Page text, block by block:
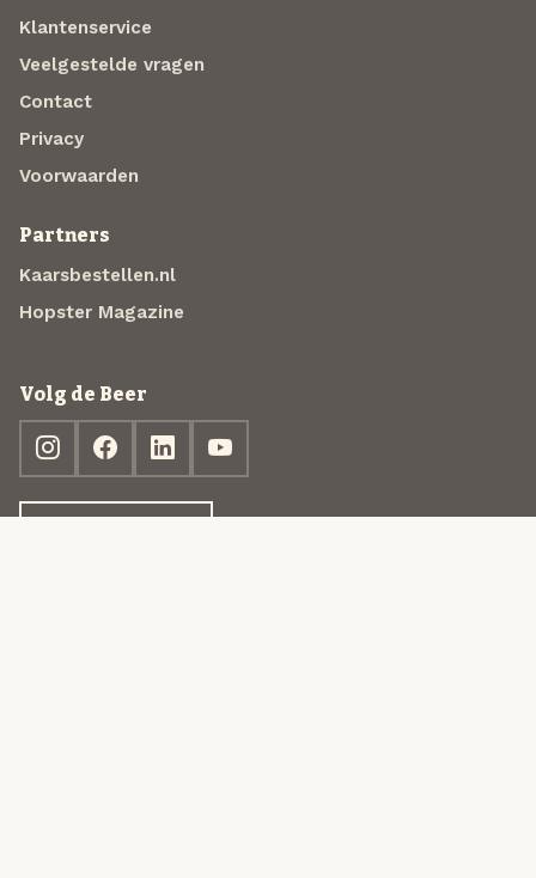
Klantenservice
Veelgestelde vragen
Contact
Privacy
Voorwaarden
Partners
Kaarsbestellen.nl
Hopster Magazine
Volg de Beer